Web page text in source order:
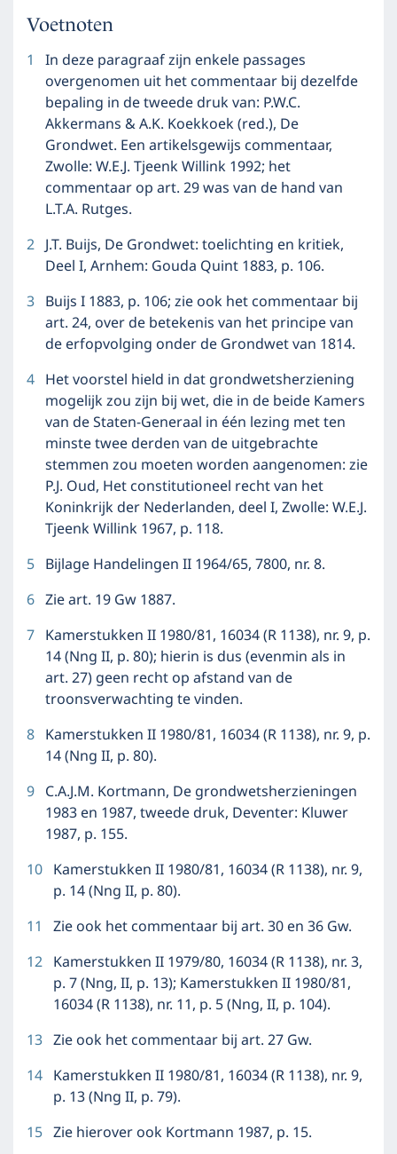
Voetnoten
1 In deze paragraaf zijn enkele passages
overgenomen uit het commentaar bij dezelfde
bepaling in de tweede druk van: P.W.C.
Akkermans & A.K. Koekkoek (red.), De
Grondwet. Een artikelsgewijs commentaar,
Zwolle: W.E.J. Tjeenk Willink 1992; het
commentaar op art. 29 was van de hand van
L.T.A. Rutges.
2 J.T. Buijs, De Grondwet: toelichting en kritiek,
Deel I, Arnhem: Gouda Quint 1883, p. 106.
3 Buijs I 1883, p. 106; zie ook het commentaar bij
art. 24, over de betekenis van het principe van
de erfopvolging onder de Grondwet van 1814.
4 Het voorstel hield in dat grondwetsherziening
mogelijk zou zijn bij wet, die in de beide Kamers
van de Staten-Generaal in één lezing met ten
minste twee derden van de uitgebrachte
stemmen zou moeten worden aangenomen: zie
P.J. Oud, Het constitutioneel recht van het
Koninkrijk der Nederlanden, deel I, Zwolle: W.E.J.
Tjeenk Willink 1967, p. 118.
5 Bijlage Handelingen II 1964/65, 7800, nr. 8.
6 Zie art. 19 Gw 1887.
7 Kamerstukken II 1980/81, 16034 (R 1138), nr. 9, p.
14 (Nng II, p. 80); hierin is dus (evenmin als in
art. 27) geen recht op afstand van de
troonsverwachting te vinden.
8 Kamerstukken II 1980/81, 16034 (R 1138), nr. 9, p.
14 (Nng II, p. 80).
9 C.A.J.M. Kortmann, De grondwetsherzieningen
1983 en 1987, tweede druk, Deventer: Kluwer
1987, p. 155.
10 Kamerstukken II 1980/81, 16034 (R 1138), nr. 9,
p. 14 (Nng II, p. 80).
11 Zie ook het commentaar bij art. 30 en 36 Gw.
12 Kamerstukken II 1979/80, 16034 (R 1138), nr. 3,
p. 7 (Nng, II, p. 13); Kamerstukken II 1980/81,
16034 (R 1138), nr. 11, p. 5 (Nng, II, p. 104).
13 Zie ook het commentaar bij art. 27 Gw.
14 Kamerstukken II 1980/81, 16034 (R 1138), nr. 9,
p. 13 (Nng II, p. 79).
15 Zie hierover ook Kortmann 1987, p. 15.